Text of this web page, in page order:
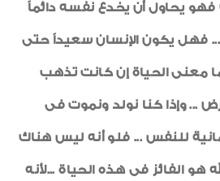
فهو يحاول أن يخدع نفسه دائماً
... فهل يكون الإنسان سعيداً حتى
معنى الحياة إن كانت تذهب
... وإذا كنا نولد ونموت فى
للنفس ... فلو أنه ليس هناك
هو الفائز فى هذه الحياة ...لأنه